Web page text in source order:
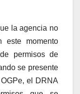
la agencia no
este momento
permisos de
se presente
el DRNA